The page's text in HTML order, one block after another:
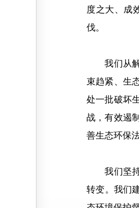
度之大、成
伐。
我们从解
束趋紧、生
处一批破坏
战，有效遏
善生态环保
我们坚持
转变。我们